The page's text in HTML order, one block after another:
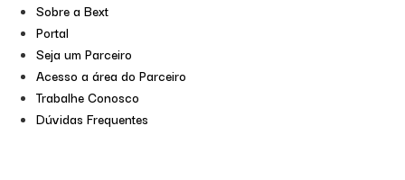
Sobre a Bext
Portal
Seja um Parceiro
Acesso a área do Parceiro
Trabalhe Conosco
Dúvidas Frequentes